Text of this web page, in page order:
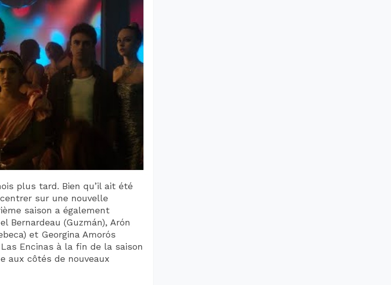
plus tard. Bien qu’il ait été
sur une nouvelle
saison a également
Bernardeau (Guzmán), Arón
et Georgina Amorós
Encinas à la fin de la saison
aux côtés de nouveaux